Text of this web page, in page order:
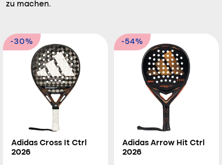
zu machen.
-30%
Adidas Cross It Ctrl
2026
-54%
Adidas Arrow Hit Ctrl
2026